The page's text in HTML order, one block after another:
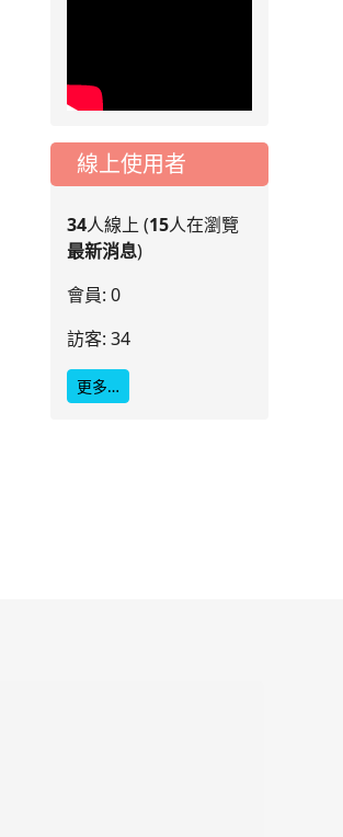
線上使用者
34人線上 (15人在瀏覽
最新消息)
會員: 0
訪客: 34
更多…